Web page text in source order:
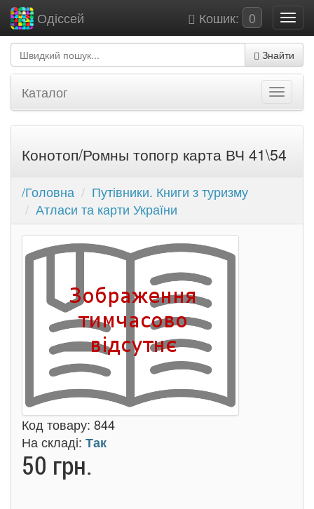
Кошик: 0
Одіссей
Знайти
Каталог
Конотоп/Ромны топогр карта ВЧ 41\54
/Головна
Путівники. Книги з туризму
Атласи та карти України
Код товару: 844
На складі: Так
50 грн.